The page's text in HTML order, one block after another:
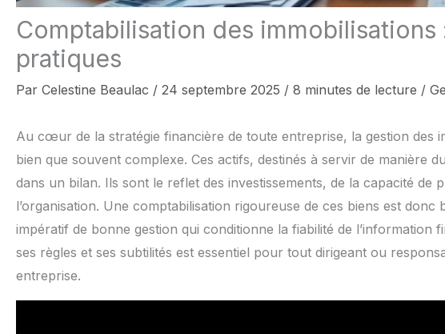
Comptabilisation des immobilisations
pratiques
Par Celestine Beaulac / 24 septembre 2025 / 8 minutes de lecture /
Au cœur de la stratégie financière de toute entreprise, la gestion des
bien que souvent complexe. Ces actifs, destinés à servir de manière
dans un bilan. Ils sont le reflet des investissements, de la capacité de
l’organisation. Une comptabilisation rigoureuse de ces biens est donc
impératif de bonne gestion qui conditionne la fiabilité de l’information
ses règles et ses subtilités est essentiel pour tout dirigeant ou
entreprise.